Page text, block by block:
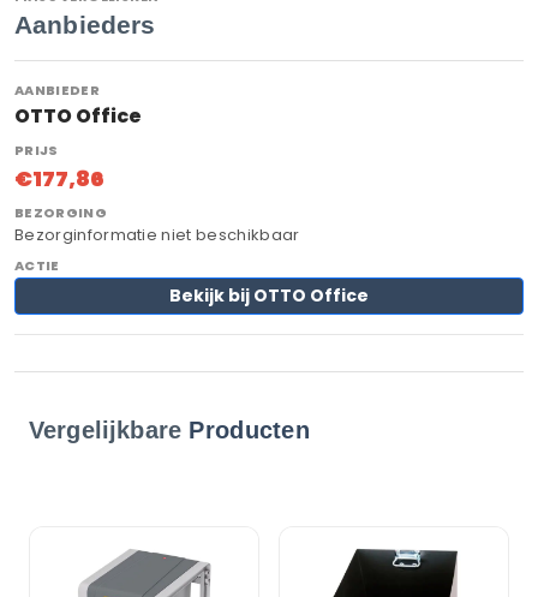
Aanbieders
OTTO Office
€177,86
Bezorginformatie niet beschikbaar
Bekijk bij OTTO Office
Vergelijkbare Producten